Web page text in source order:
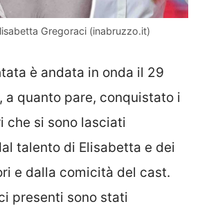
Gregoraci (inabruzzo.it)
è andata in onda il 29
a quanto pare, conquistato i
che si sono lasciati
talento di Elisabetta e dei
e dalla comicità del cast.
presenti sono stati